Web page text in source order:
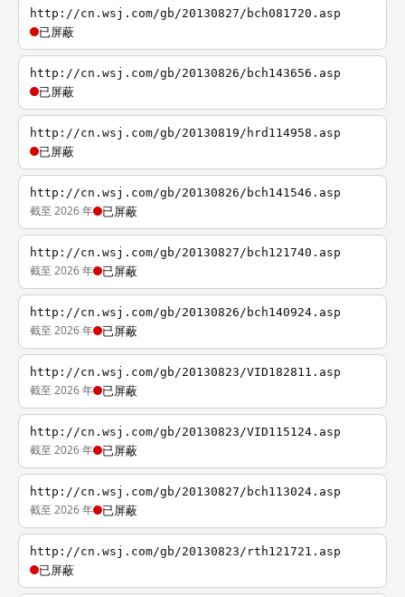
http://cn.wsj.com/gb/20130827/bch081720.asp
已屏蔽
http://cn.wsj.com/gb/20130826/bch143656.asp
已屏蔽
http://cn.wsj.com/gb/20130819/hrd114958.asp
已屏蔽
http://cn.wsj.com/gb/20130826/bch141546.asp
截至 2026 年 已屏蔽
http://cn.wsj.com/gb/20130827/bch121740.asp
截至 2026 年 已屏蔽
http://cn.wsj.com/gb/20130826/bch140924.asp
截至 2026 年 已屏蔽
http://cn.wsj.com/gb/20130823/VID182811.asp
截至 2026 年 已屏蔽
http://cn.wsj.com/gb/20130823/VID115124.asp
截至 2026 年 已屏蔽
http://cn.wsj.com/gb/20130827/bch113024.asp
截至 2026 年 已屏蔽
http://cn.wsj.com/gb/20130823/rth121721.asp
已屏蔽